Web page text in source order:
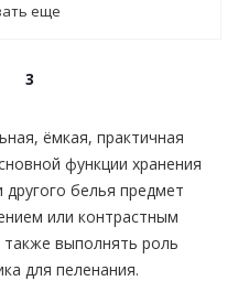
еще
3
ёмкая, практичная
функции хранения
белья предмет
или контрастным
выполнять роль
для пеленания.